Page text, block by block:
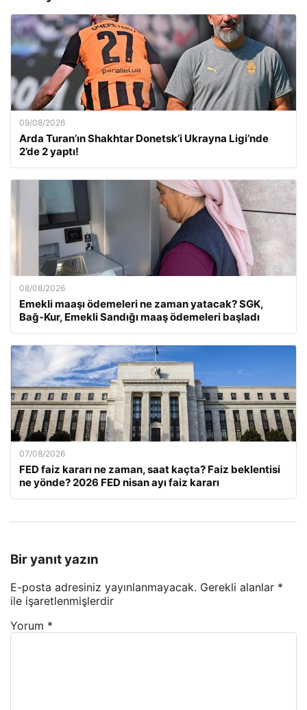
09/08/2026
Arda Turan’ın Shakhtar Donetsk’i Ukrayna Ligi’nde
2’de 2 yaptı!
08/08/2026
Emekli maaşı ödemeleri ne zaman yatacak? SGK,
Bağ-Kur, Emekli Sandığı maaş ödemeleri başladı
07/08/2026
FED faiz kararı ne zaman, saat kaçta? Faiz beklentisi
ne yönde? 2026 FED nisan ayı faiz kararı
Bir yanıt yazın
E-posta adresiniz yayınlanmayacak. Gerekli alanlar *
ile işaretlenmişlerdir
Yorum *